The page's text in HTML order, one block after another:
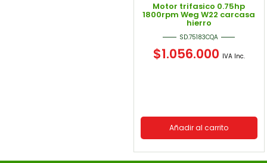
Motor trifasico 0.75hp
1800rpm Weg W22 carcasa
hierro
SD.75183CQA
$1.056.000 IVA Inc.
Añadir al carrito